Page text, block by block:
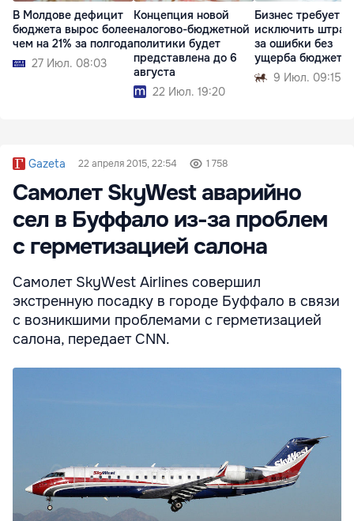
В Молдове дефицит
бюджета вырос более
чем на 21% за полгода
27 Июл. 08:03
Концепция новой
налогово-бюджетной
политики будет
представлена до 6
августа
22 Июл. 19:20
Бизнес требует
исключить
за ошибки без
ущерба бюджету
9 Июл. 09:15
Gazeta 22 апреля 2015, 22:54 1 758
Самолет SkyWest аварийно
сел в Буффало из-за проблем
с герметизацией салона
Самолет SkyWest Airlines совершил
экстренную посадку в городе Буффало в связи
с возникшими проблемами с герметизацией
салона, передает CNN.